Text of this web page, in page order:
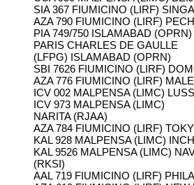
SIA 367 FIUMICINO (LIRF)
AZA 790 FIUMICINO (LIRF)
PIA 749/750 ISLAMABAD
PARIS CHARLES DE GAULLE
(LFPG) ISLAMABAD (OPRN)
SBI 7626 FIUMICINO (LIRF)
AZA 776 FIUMICINO (LIRF)
ICV 002 MALPENSA (LIMC)
ICV 973 MALPENSA (LIMC)
NARITA (RJAA)
AZA 784 FIUMICINO (LIRF)
KAL 928 MALPENSA (LIMC)
KAL 9526 MALPENSA (LIMC)
(RKSI)
AAL 719 FIUMICINO (LIRF)